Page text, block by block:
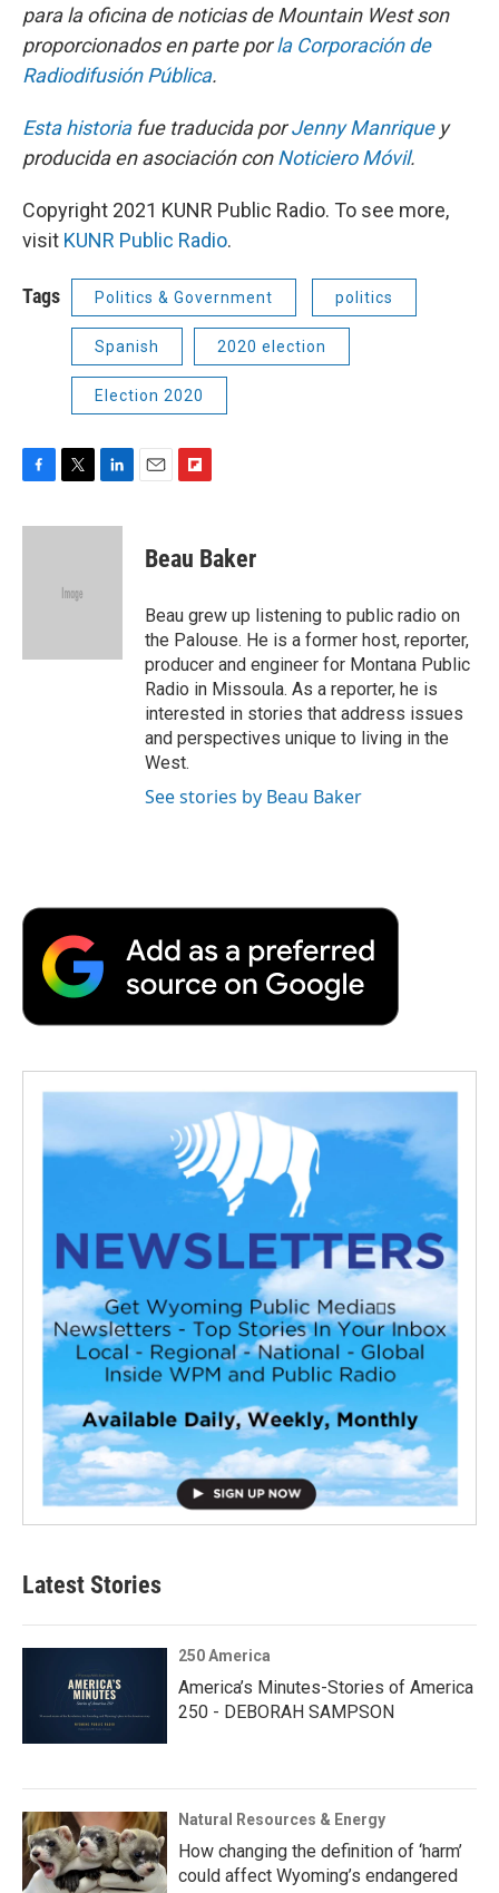
para la oficina de noticias de Mountain West son
proporcionados en parte porla Corporación de
Radiodifusión Pública.
Esta historiafue traducida porJenny Manriquey
producida en asociación conNoticiero Móvil.
Copyright 2021 KUNR Public Radio. To see more,
visit KUNR Public Radio.
Tags Politics & Government politics
Spanish 2020 election
Election 2020
c
i
e
n
p
b
a
r
d
Beau Baker
Beau grew up listening to public radio on
the Palouse. He is a former host, reporter,
producer and engineer for Montana Public
Radio in Missoula. As a reporter, he is
interested in stories that address issues
and perspectives unique to living in the
West.
See stories by Beau Baker
Latest Stories
250 America
America’s Minutes-Stories of America
250 - DEBORAH SAMPSON
Natural Resources & Energy
How changing the definition of ‘harm’
could affect Wyoming’s endangered